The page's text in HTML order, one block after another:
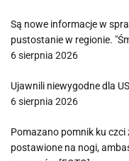
Są nowe informacje w
pustostanie w regionie.
6 sierpnia 2026
Ujawnili niewygodne dla
6 sierpnia 2026
Pomazano pomnik ku
postawione na nogi,